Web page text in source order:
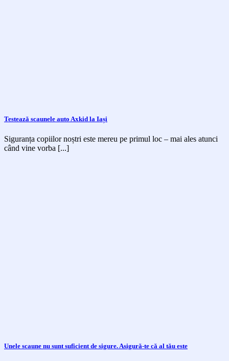
Testează scaunele auto Axkid la Iași
Siguranța copiilor noștri este mereu pe primul loc – mai ales atunci
când vine vorba [...]
Unele scaune nu sunt suficient de sigure. Asigură-te că al tău este